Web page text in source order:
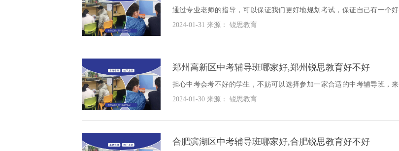
通过专业老师的指导，可以保证我们更好地规划考试，保证自己有一个好
的学习成绩，下面我们就一起来看看福州鼓楼区中考辅导班哪家好？
2024-01-31 来源： 锐思教育
郑州高新区中考辅导班哪家好,郑州锐思教育好不好
担心中考会考不好的学生，不妨可以选择参加一家合适的中考辅导班，来
为自己的学习提供保障，下面我们就具体去看一下郑州高新区中考辅导班
2024-01-30 来源： 锐思教育
合肥滨湖区中考辅导班哪家好,合肥锐思教育好不好